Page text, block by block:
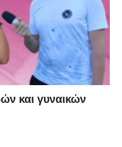
και γυναικών